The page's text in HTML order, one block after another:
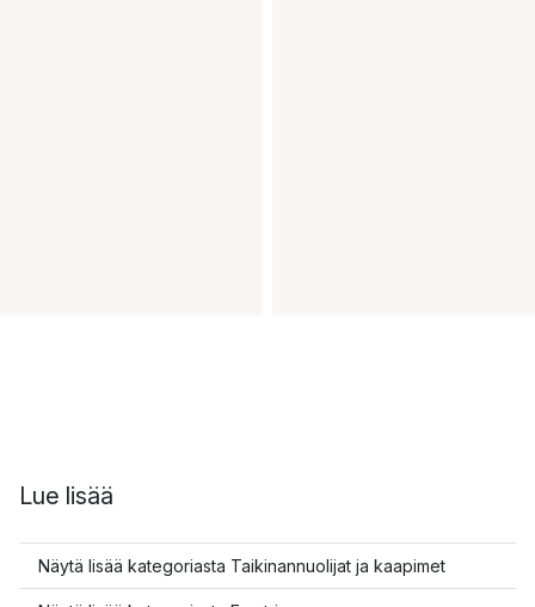
Lue lisää
Näytä lisää kategoriasta Taikinannuolijat ja kaapimet